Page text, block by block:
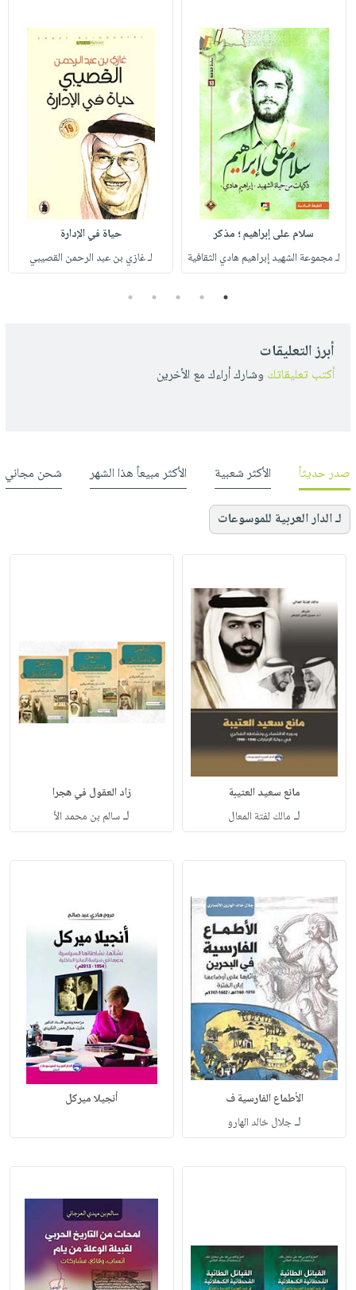
سلام على إبراهيم ؛ مذكر
لـ مجموعة الشهيد إبراهيم هادي الثقافية
حياة في الإدارة
لـ غازي بن عبد الرحمن القصيبي
1
2
3
4
5
أبرز التعليقات
أكتب تعليقاتك وشارك أراءك مع الأخرين
صدر حديثاً الأكثر شعبية الأكثر مبيعاً هذا الشهر شحن مجاني
لـ الدار العربية للموسوعات
مانع سعيد العتيبة
لـ مالك لفتة المعال
زاد العقول في هجرا
لـسالم بن محمد الأ
الأطماع الفارسية ف
لـجلال خالد الهارو
أنجيلا ميركل